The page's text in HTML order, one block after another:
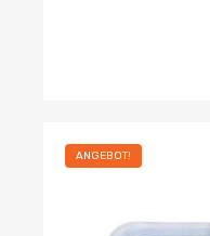
ANGEBOT!